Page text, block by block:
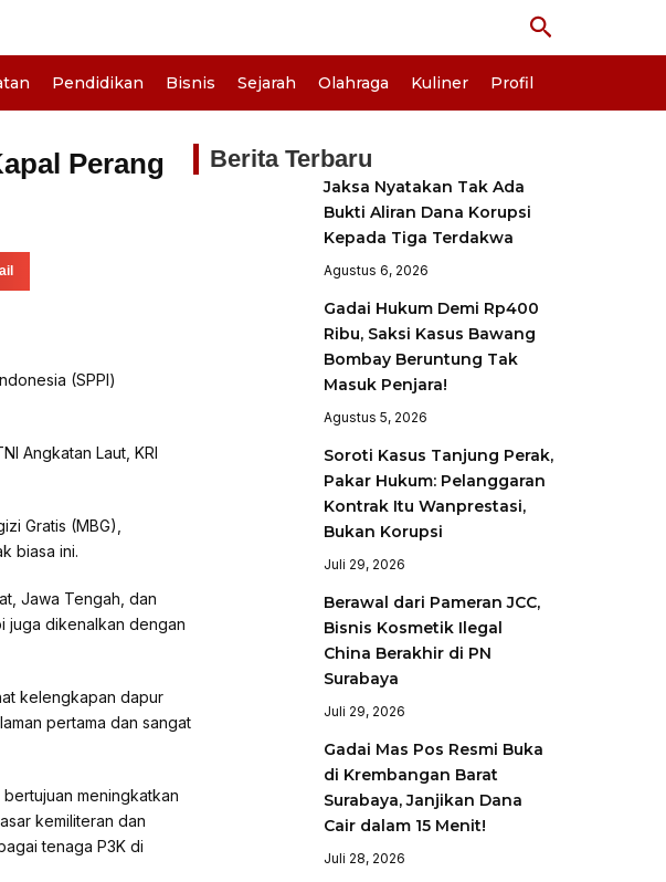
Cari
Pendidikan Bisnis Sejarah Olahraga Kuliner Profil
Perang
(SPPI)
Angkatan Laut, KRI
Gratis (MBG),
biasa ini.
Jawa Tengah, dan
juga dikenalkan dengan
kelengkapan dapur
pertama dan sangat
meningkatkan
kemiliteran dan
tenaga P3K di
Berita Terbaru
Jaksa Nyatakan Tak Ada
Bukti Aliran Dana Korupsi
Kepada Tiga Terdakwa
Agustus 6, 2026
Gadai Hukum Demi Rp400
Ribu, Saksi Kasus Bawang
Bombay Beruntung Tak
Masuk Penjara!
Agustus 5, 2026
Soroti Kasus Tanjung Perak,
Pakar Hukum: Pelanggaran
Kontrak Itu Wanprestasi,
Bukan Korupsi
Juli 29, 2026
Berawal dari Pameran JCC,
Bisnis Kosmetik Ilegal
China Berakhir di PN
Surabaya
Juli 29, 2026
Gadai Mas Pos Resmi Buka
di Krembangan Barat
Surabaya, Janjikan Dana
Cair dalam 15 Menit!
Juli 28, 2026